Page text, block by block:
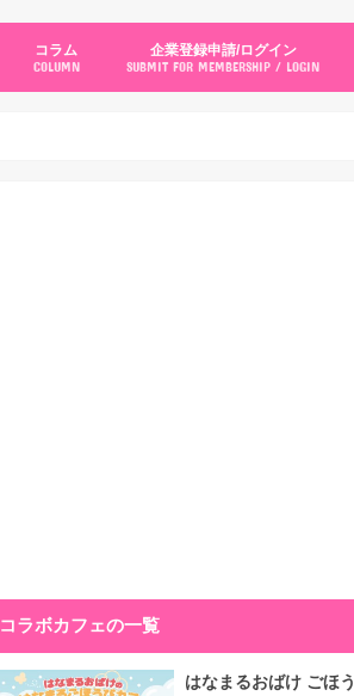
コラム
COLUMN
企業登録申請/ログイン
SUBMIT FOR MEMBERSHIP / LOGIN
コラボカフェの一覧
はなまるおばけ ごほう